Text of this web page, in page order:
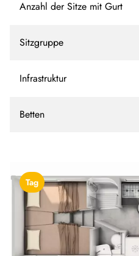
Anzahl der Sitze mit Gurt
Sitzgruppe
Infrastruktur
Betten
Tag